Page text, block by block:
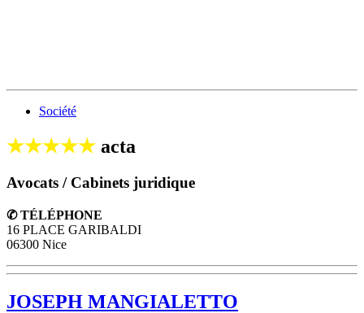
Société
★★★★★ acta
Avocats / Cabinets juridique
✆ TÉLÉPHONE
16 PLACE GARIBALDI
06300 Nice
JOSEPH MANGIALETTO